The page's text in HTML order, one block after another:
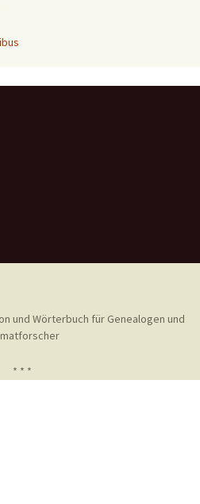
und Wörterbuch für Genealogen und
* * *